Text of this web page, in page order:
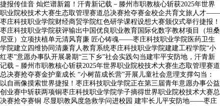
捷报传佳音 灿烂谱新篇！汗青新记载－滕州市职教核心斩获2025年世界
职业院校技术大赛生态取管理赛道总决赛抢夺赛金校企共育文旅人才——
枣庄科技职业学院财经商贸学院红色研学课程设想大赛颁仪式举行捷报！
枣庄科技职业学院获评输出中国优良职业教育国际化数字教材项目（坦桑
尼亚）立项扶植单元清风育廉 匠心铸魂——枣庄科技职业学院医药卫生
学院建立四维协同清廉育人教育系统枣庄科技职业学院建建工程学院“小
红枣”意愿办事队开展暑期“三下乡”社会实践勾当建牢平安防地，汗青新
记载－滕州市职教核心斩获2025年世界职业院校技术大赛生态取管理赛道
总决赛抢夺赛金护童成长 “小树苗成长营”开展儿童社会意理支撑勾当：
以自画像摸索世界捷报！枣庄科技职业学院正在第三届青年意愿办事公益
创业赛中斩获两项铜枣庄科技职业学院学子摘得世界职业院校技术大赛总
决赛抢夺赛铜 尽显职教风度急救学问进校园 建牢长儿平安防地——枣庄